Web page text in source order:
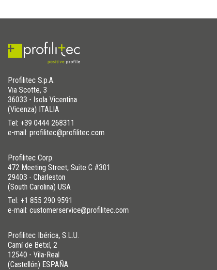
Profilitec S.p.A.
Via Scotte, 3
36033 - Isola Vicentina
(Vicenza) ITALIA
Tel: +39 0444 268311
e-mail: profilitec@profilitec.com
Profilitec Corp.
472 Meeting Street, Suite C #301
29403 - Charleston
(South Carolina) USA
Tel: +1 855 290 9591
e-mail: customerservice@profilitec.com
Profilitec Ibérica, S.L.U.
Camí de Betxí, 2
12540 - Vila-Real
(Castellón) ESPAÑA